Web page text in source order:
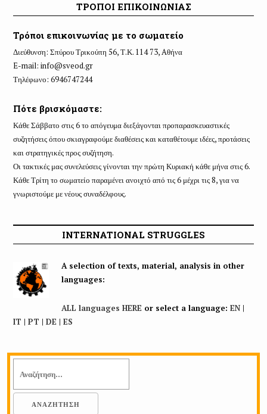
ΤΡΟΠΟΙ ΕΠΙΚΟΙΝΩΝΙΑΣ
Τρόποι επικοινωνίας με το σωματείο
Διεύθυνση: Σπύρου Τρικούπη 56, Τ.Κ. 114 73, Aθήνα
E-mail: info@sveod.gr
Τηλέφωνο: 6946747244
Πότε βρισκόμαστε:
Κάθε Σάββατο στις 6 το απόγευμα διεξάγονται προπαρασκευαστικές
συζητήσεις όπου σκιαγραφούμε διαθέσεις και καταθέτουμε ιδέες, προτάσεις
και στρατηγικές προς συζήτηση.
Οι τακτικές μας συνελεύσεις γίνονται την πρώτη Κυριακή κάθε μήνα στις 6.
Κάθε Τρίτη το σωματείο παραμένει ανοιχτό από τις 6 μέχρι τις 8, για να
γνωριστούμε με νέους συναδέλφους.
INTERNATIONAL STRUGGLES
A selection of texts, material, analysis in other
languages:
ALL languages HEREor select a language: EN|
IT | PT | DE | ES